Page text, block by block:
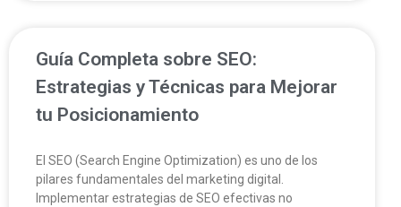
Guía Completa sobre SEO:
Estrategias y Técnicas para Mejorar
tu Posicionamiento
El SEO (Search Engine Optimization) es uno de los
pilares fundamentales del marketing digital.
Implementar estrategias de SEO efectivas no